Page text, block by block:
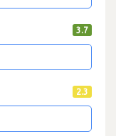
3.7
2.3